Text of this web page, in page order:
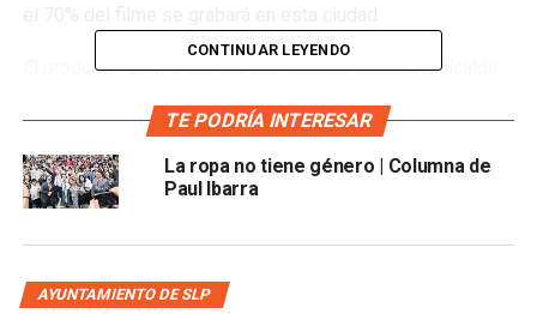
El productor afirmó que Enrique Galindo Ceballos, alcalde
logística para poder desarrollar los procesos fílmicos en
las gestiones del área de Turismo de Reuniones y
Filmaciones, dependiente de la Dirección de Turismo
Municipal.
una persona super entusiasta con este proyecto, nos ha
CONTINUAR LEYENDO
TE PODRÍA INTERESAR
La ropa no tiene género | Columna de
Paul Ibarra
AYUNTAMIENTO DE SLP